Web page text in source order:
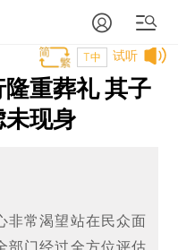
试听
T中
重葬礼 其子
未现身
非常渴望站在民众面